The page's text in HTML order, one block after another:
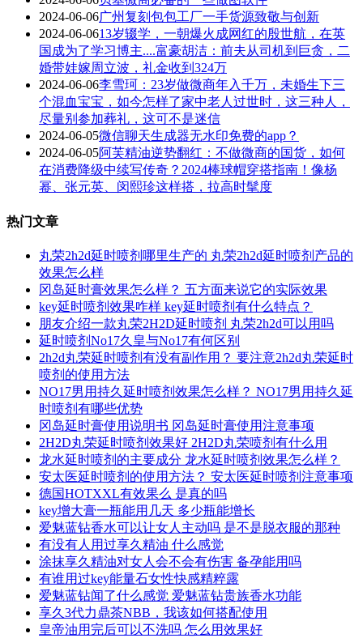
2024-06-06广州复刻包包工厂一手货源致敬与创新
2024-06-0613岁辍学，一朝爆火成网红的殷世航，在英
国成为了学习博主....富豪胡洁：前夫从司机到巨贪，二
婚带娃嫁周立波，礼金收到324万
2024-06-06李雪珂：23岁做微商年入千万，未婚生下三
个混血宝宝，如今怎样了家中老人过世时，这三种人，
尽量别参加葬礼，这可不是迷信
2024-06-05微信聊天生成器无水印免费的app？
2024-06-05阿芙精油逆势翻红：不做微商的国货，如何
在消费降级中续写传奇？2024棒球帽穿搭指南！像杨
幂、张元英、闵熙珍这样搭，拉高时髦度
热门文章
丸荣2h2d延时喷剂哪里生产的 丸荣2h2d延时喷剂产品的
效果怎么样
冈岛延时膏效果怎么样？ 五方面来说它的实际效果
key延时喷剂效果咋样 key延时喷剂有什么特点？
朋友介绍一款丸荣2H2D延时喷剂 丸荣2h2d可以用吗
延时喷剂No17久皇与No17有何区别
2h2d丸荣延时喷剂有没有副作用？ 要注意2h2d丸荣延时
喷剂的使用方法
NO17男用持久延时喷剂效果怎么样？ NO17男用持久延
时喷剂有哪些优势
冈岛延时膏使用说明书 冈岛延时膏使用注意事项
2H2D丸荣延时喷剂效果好 2H2D丸荣喷剂有什么用
龙水延时喷剂的主要成分 龙水延时喷剂效果怎么样？
安太医延时喷剂的使用方法？ 安太医延时喷剂注意事项
德国HOTXXL有效果么 是真的吗
key增大膏一瓶能用几天 多少瓶能增长
爱魅蓝钻香水可以让女人主动吗 是不是脱衣服的那种
有没有人用过享久精油 什么感觉
涂抹享久精油对女人会不会有伤害 备孕能用吗
有谁用过key能量石女性快感精粹露
爱魅蓝钻闻了什么感觉 爱魅蓝钻贵族香水功能
享久3代力鼎茶NBB，我该如何搭配使用
皇帝油用完后可以不洗吗 怎么用效果好